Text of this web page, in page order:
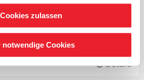
Cookies zulassen
notwendige Cookies
Details